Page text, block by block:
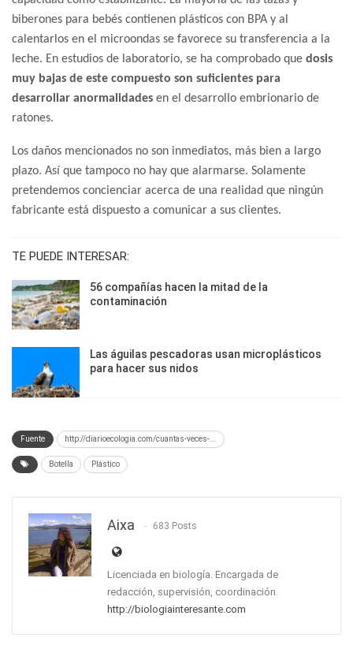
biberones para bebés contienen plásticos con BPA y al
calentarlos en el microondas se favorece su transferencia a la
leche. En estudios de laboratorio, se ha comprobado que dosis
muy bajas de este compuesto son suficientes para
desarrollar anormalidades en el desarrollo embrionario de
ratones.
Los daños mencionados no son inmediatos, más bien a largo
plazo. Así que tampoco no hay que alarmarse. Solamente
pretendemos concienciar acerca de una realidad que ningún
fabricante está dispuesto a comunicar a sus clientes.
TE PUEDE INTERESAR:
56 compañías hacen la mitad de la
contaminación
Las águilas pescadoras usan microplásticos
para hacer sus nidos
Fuente http://diarioecologia.com/cuantas-veces-...
Botella Plástico
Aixa 683 Posts
Licenciada en biología. Encargada de
redacción, supervisión, coordinación.
http://biologiainteresante.com